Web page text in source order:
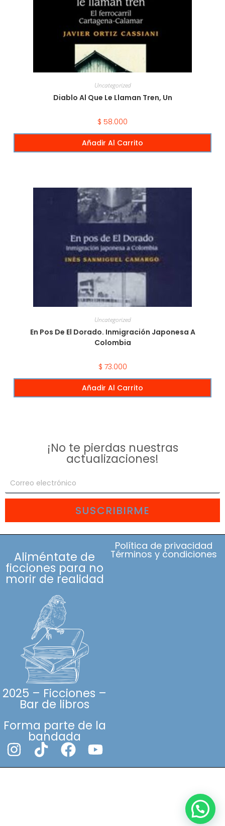
Uncategorized
Diablo Al Que Le Llaman Tren, Un
$ 58.000
Añadir Al Carrito
Uncategorized
En Pos De El Dorado. Inmigración Japonesa A
Colombia
$ 73.000
Añadir Al Carrito
¡No te pierdas nuestras
actualizaciones!
SUSCRIBIRME
Aliméntate de
ficciones para no
morir de realidad
2025 – Ficciones –
Bar de libros
Forma parte de la
bandada
Política de privacidad
Términos y condiciones